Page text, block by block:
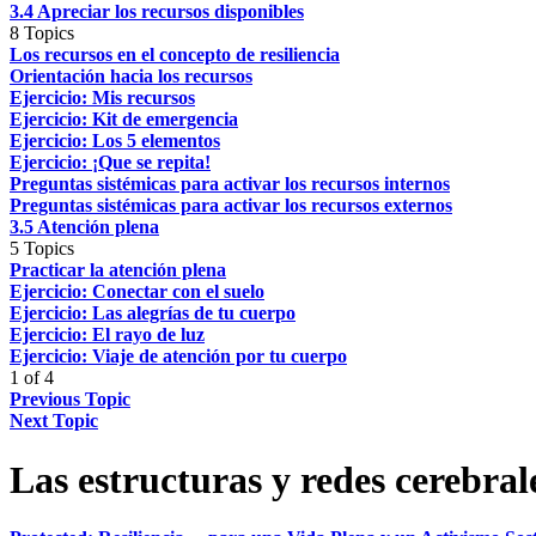
3.4 Apreciar los recursos disponibles
8 Topics
Los recursos en el concepto de resiliencia
Orientación hacia los recursos
Ejercicio: Mis recursos
Ejercicio: Kit de emergencia
Ejercicio: Los 5 elementos
Ejercicio: ¡Que se repita!
Preguntas sistémicas para activar los recursos internos
Preguntas sistémicas para activar los recursos externos
3.5 Atención plena
5 Topics
Practicar la atención plena
Ejercicio: Conectar con el suelo
Ejercicio: Las alegrías de tu cuerpo
Ejercicio: El rayo de luz
Ejercicio: Viaje de atención por tu cuerpo
1 of 4
Previous Topic
Next Topic
Las estructuras y redes